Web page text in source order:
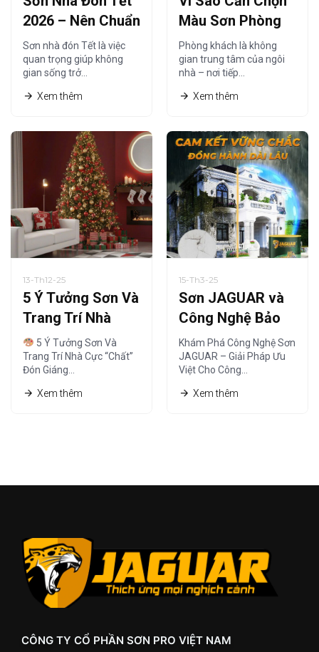
2026 – Nên Chuẩn
Bị Từ Khi Nào Là
Hợp Lý?
Sơn nhà đón Tết là việc
quan trọng giúp không
gian sống trở…
Xem thêm
Màu Sơn Phòng
Khách Phù Hợp
Năm 2026?
Phòng khách là không
gian trung tâm của ngôi
nhà – nơi tiếp…
Xem thêm
13-Th12-25
5 Ý Tưởng Sơn Và
Trang Trí Nhà
Cực “Chất” Đón
Giáng Sinh Ấm Áp
5 Ý Tưởng Sơn Và
Trang Trí Nhà Cực “Chất”
Đón Giáng…
Xem thêm
15-Th3-25
Sơn JAGUAR và
Công Nghệ Bảo
Vệ – Giải Pháp Tối
Ưu
Khám Phá Công Nghệ Sơn
JAGUAR – Giải Pháp Ưu
Việt Cho Công…
Xem thêm
CÔNG TY CỔ PHẦN SƠN PRO VIỆT NAM